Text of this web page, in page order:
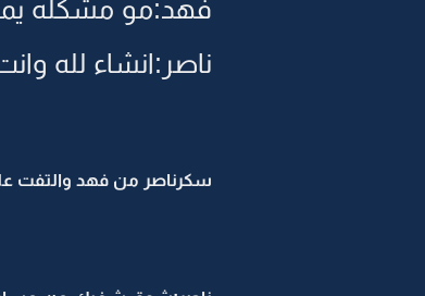
فهد:مو مشكله
ناصر:انشاء لله
سكرناصر من فهد والتفت